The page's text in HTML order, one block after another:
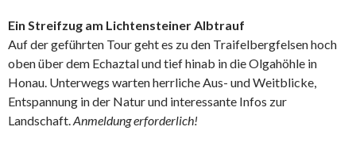
Ein Streifzug am Lichtensteiner Albtrauf
Auf der geführten Tour geht es zu den Traifelbergfelsen hoch
oben über dem Echaztal und tief hinab in die Olgahöhle in
Honau. Unterwegs warten herrliche Aus- und Weitblicke,
Entspannung in der Natur und interessante Infos zur
Landschaft.Anmeldung erforderlich!